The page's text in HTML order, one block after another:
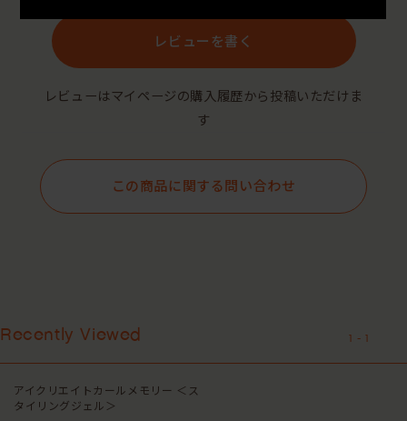
レビューを書く
レビューはマイページの購入履歴から投稿いただけま
す
この商品に関する問い合わせ
Recently Viewed
アイクリエイトカールメモリー ＜ス
タイリングジェル＞
1 -1